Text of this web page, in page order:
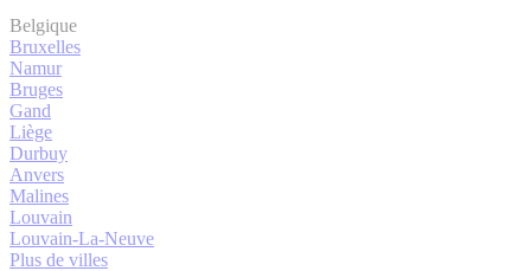
Belgique
Bruxelles
Namur
Bruges
Gand
Liège
Durbuy
Anvers
Malines
Louvain
Louvain-La-Neuve
Plus de villes